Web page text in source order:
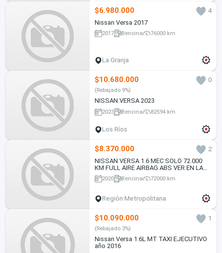
$6.980.000
4
Nissan Versa 2017
2017 Bencina 76000 km
La Granja
$10.680.000 0
(Rebajado 9%)
NISSAN VERSA 2023
2023 Bencina 82594 km
Los Ríos
$8.370.000
2
NISSAN VERSA 1.6 MEC SOLO 72.000
KM FULL AIRE AIRBAG ABS VER EN LAS
CONDES 2020
2020 Bencina 72000 km
Región Metropolitana
$10.090.000 1
(Rebajado 3%)
Nissan Versa 1.6L MT TAXI EJECUTIVO
año 2016